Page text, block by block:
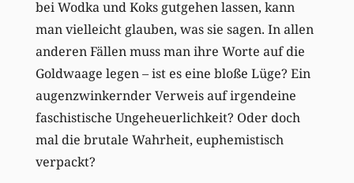
bei Wodka und Koks gutgehen lassen, kann
man vielleicht glauben, was sie sagen. In allen
anderen Fällen muss man ihre Worte auf die
Goldwaage legen – ist es eine bloße Lüge? Ein
augenzwinkernder Verweis auf irgendeine
faschistische Ungeheuerlichkeit? Oder doch
mal die brutale Wahrheit, euphemistisch
verpackt?